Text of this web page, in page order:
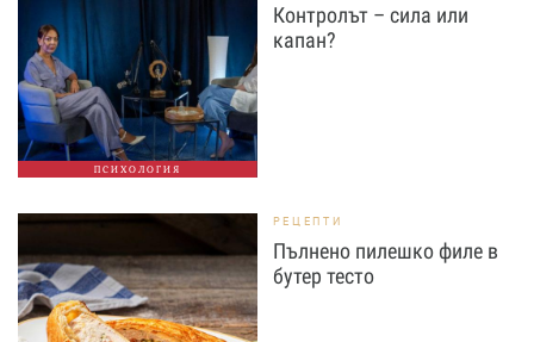
ПСИХОЛОГИЯ
Контролът – сила или
капан?
РЕЦЕПТИ
Пълнено пилешко филе в
бутер тесто